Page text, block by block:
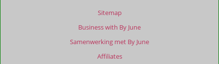
Sitemap
Business with By June
Samenwerking met By June
Affiliates